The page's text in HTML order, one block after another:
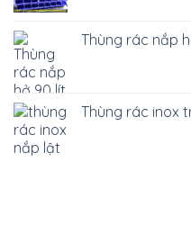
Thùng rác nắp
Thùng rác inox